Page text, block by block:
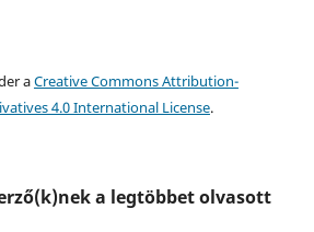
aCreative Commons Attribution-
4.0 International License.
a legtöbbet olvasott